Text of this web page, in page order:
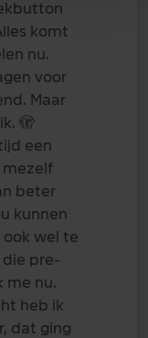
komt
nu.
voor
Maar
🫣
een
mezelf
beter
kunnen
ook wel te
pre-
me nu.
heb ik
dat ging